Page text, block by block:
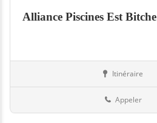
Alliance Piscines Est Bitche
Itinéraire
Appeler